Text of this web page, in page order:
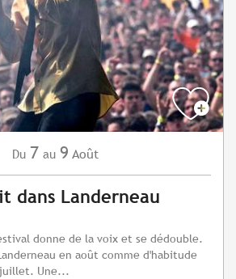
Du 7 au 9 Août
dans Landerneau
donne de la voix et se dédouble.
en août comme d'habitude
Une...